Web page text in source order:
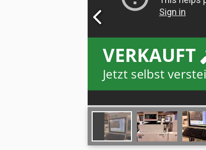
VERKAUFT
Jetzt selbst